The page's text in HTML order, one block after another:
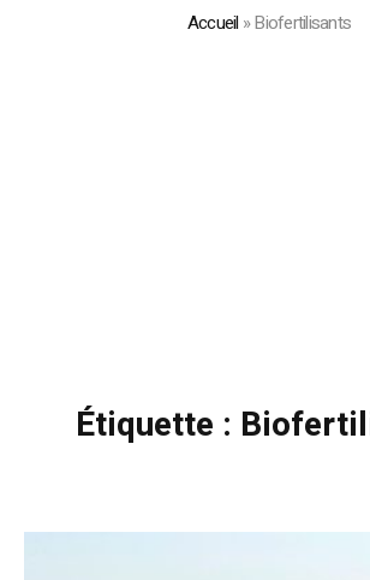
Accueil »Biofertilisants
Étiquette :